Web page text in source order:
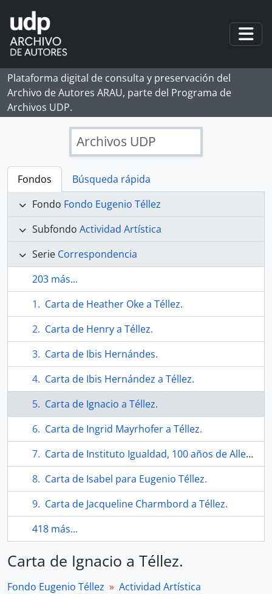
Skip to main content
Plataforma digital de consulta y preservación del
Archivo de Autores ARAU, parte del Programa de
Archivos UDP.
Archivos UDP
Fondos
Búsqueda rápida
Fondo Fondo Eugenio Téllez
Subfondo Actividad Artística
Serie Correspondencia
203 más...
Carta de Heather Oke a Téllez.
Carta de Henry a Téllez.
Carta de Ibis Hernándes.
Carta de Ibis Hernández a Téllez.
Carta de Ignacio a Téllez.
Carta de Ingrid Mayrhofer a Téllez.
Carta de Instituto Igualdad, 100 años de Allende a Téllez.
Carta de Isabel para Eugenio Téllez.
Carta de Jacqueline Charmbord a Téllez.
418 más...
Carta de Ignacio a Téllez.
Fondo Eugenio Téllez
Actividad Artística